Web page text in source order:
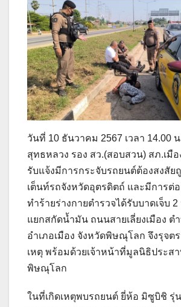
วันที่ 10 ธันวาคม 2567 เวลา 14.00
สุทธหลวง รอง สว.(สอบสวน) สภ.เมื
รับแจ้งมีการกระจับรถยนต์ต้องสงสัย
เต็นท์รถจังหวัดอุตรดิตถ์ และมีการต่
ทำร้ายร่างกายตำรวจได้รับบาดเจ็บ
แยกสกัดน้ำมัน ถนนสายเลี่ยงเมือง ต
อำเภอเมือง จังหวัดพิษณุโลก จึงรุจต
เหตุ พร้อมด้วยเจ้าหน้าที่มูลนิธิประส
พิษณุโลก
ในที่เกิดเหตุพบรถยนต์ ยี่ห้อ มิซูบิชิ รุ่น